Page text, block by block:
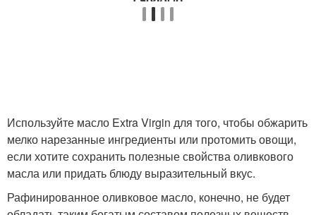
Используйте масло Extra Virgin для того, чтобы обжарить
мелко нарезанные ингредиенты или протомить овощи,
если хотите сохранить полезные свойства оливкового
масла или придать блюду выразительный вкус.
Рафинированное оливковое масло, конечно, не будет